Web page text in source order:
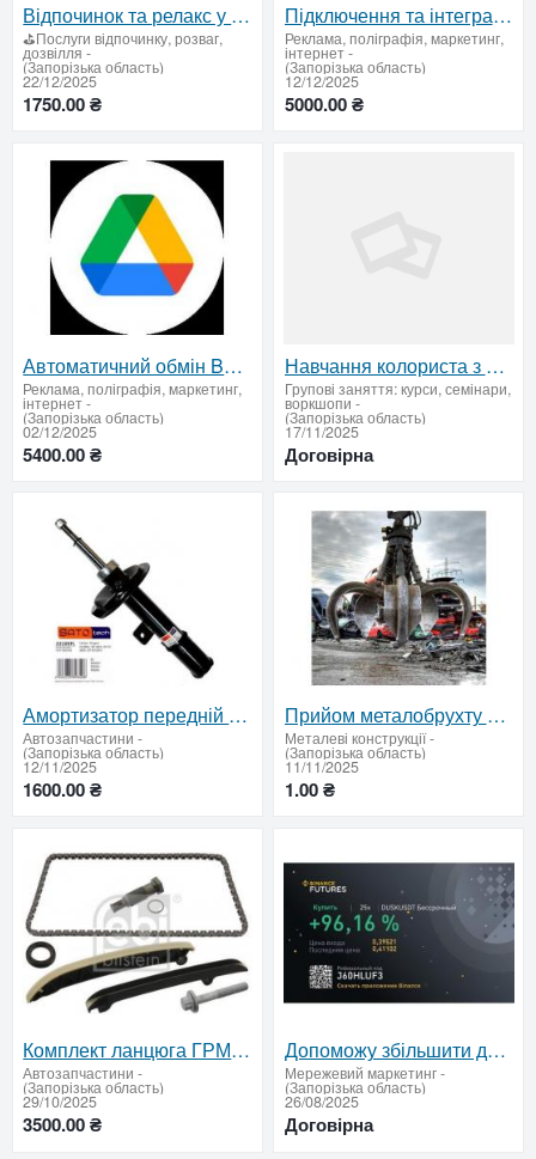
Відпочинок та релакс у центрі міста: Мистецтво розслаблення в Ego Studio
⛳Послуги відпочинку, розваг,
дозвілля -
(Запорізька область)
22/12/2025
1750.00 ₴
Підключення та інтеграція POS-терміналу в BAS / 1C Підприємство: цифрові платежі для Бізнесу
Реклама, поліграфія, маркетинг,
інтернет-
(Запорізька область)
12/12/2025
5000.00 ₴
Автоматичний обмін Bas / 1C та Google Drive. Модуль синхронізацій документів, договорів та рахунків.
Реклама, поліграфія, маркетинг,
інтернет-
(Запорізька область)
02/12/2025
5400.00 ₴
Навчання колориста з нуля — диплом і сертифікат. Очні курси
Групові заняття: курси, семінари,
воркшопи -
(Запорізька область)
17/11/2025
Договірна
Амортизатор передній лівий Sato Tech 22105FL – стабільність та комфорт
Автозапчастини -
(Запорізька область)
12/11/2025
1600.00 ₴
Прийом металобрухту та металолому в Запоріжжі та Запорізькій області: Високі ціни, демонтаж, самовив
Металеві конструкції-
(Запорізька область)
11/11/2025
1.00 ₴
Комплект ланцюга ГРМ FEBI BILSTEIN 49517 для VW / Audi / Skoda – надійне рішення ✅
Автозапчастини -
(Запорізька область)
29/10/2025
3500.00 ₴
Допоможу збільшити дохід
Мережевий маркетинг-
(Запорізька область)
26/08/2025
Договірна